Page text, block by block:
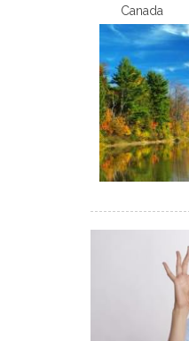
Canada